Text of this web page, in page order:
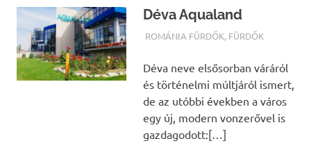
Déva Aqualand
TERMALFURDOK.COM
ROMÁNIA FÜRDŐK, FÜRDŐK
Déva neve elsősorban váráról
és történelmi múltjáról ismert,
de az utóbbi években a város
egy új, modern vonzerővel is
gazdagodott:[…]